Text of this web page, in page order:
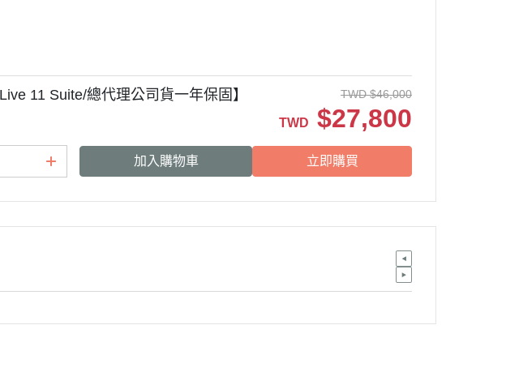
11 Suite/總代理公司貨一年保固】 TWD $46,000
TWD $27,800
加入購物車 立即購買